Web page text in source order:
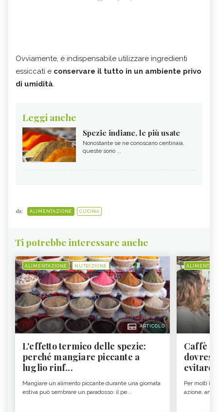
Ovviamente, è indispensabile utilizzare ingredienti
essiccati e conservare il tutto in un ambiente privo
di umidità.
Leggi anche
Spezie indiane, le più usate
Nonostante se ne conoscano centinaia,
queste sono ...
da: ALIMENTAZIONE CUCINA
Ti potrebbe interessare anche
ALIMENTAZIONE NUTRIZIONE
ARTICOLO
L'effetto termico delle spezie:
perché mangiare piccante a
luglio rinf...
Mangiare un alimento piccante durante una giornata
estiva può sembrare un paradosso: il pe...
Caffè
evitare
Per molti il
azione,